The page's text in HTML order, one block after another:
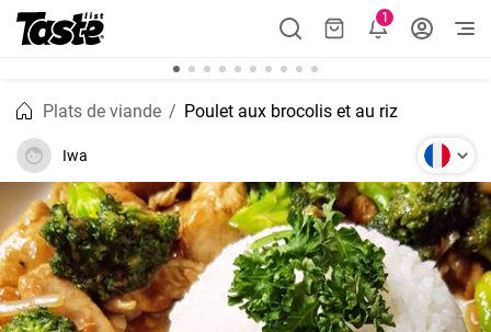
1
Plats de viande Poulet aux brocolis et au riz
Iwa